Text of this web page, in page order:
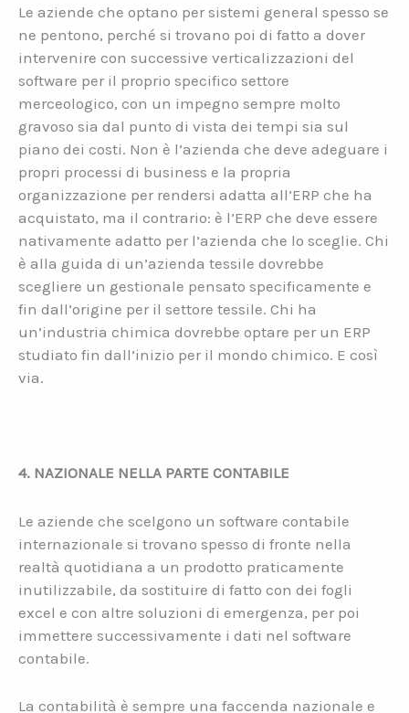
Le aziende che optano per sistemi general spesso se
ne pentono, perché si trovano poi di fatto a dover
intervenire con successive verticalizzazioni del
software per il proprio specifico settore
merceologico, con un impegno sempre molto
gravoso sia dal punto di vista dei tempi sia sul
piano dei costi. Non è l’azienda che deve adeguare i
propri processi di business e la propria
organizzazione per rendersi adatta all’ERP che ha
acquistato, ma il contrario: è l’ERP che deve essere
nativamente adatto per l’azienda che lo sceglie. Chi
è alla guida di un’azienda tessile dovrebbe
scegliere un gestionale pensato specificamente e
fin dall’origine per il settore tessile. Chi ha
un’industria chimica dovrebbe optare per un ERP
studiato fin dall’inizio per il mondo chimico. E così
via.
4. NAZIONALE NELLA PARTE CONTABILE
Le aziende che scelgono un software contabile
internazionale si trovano spesso di fronte nella
realtà quotidiana a un prodotto praticamente
inutilizzabile, da sostituire di fatto con dei fogli
excel e con altre soluzioni di emergenza, per poi
immettere successivamente i dati nel software
contabile.
La contabilità è sempre una faccenda nazionale e